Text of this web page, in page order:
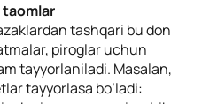
taomlar
tashqari bu don
piroglar uchun
tayyorlaniladi. Masalan,
tayyorlasa bo’ladi: